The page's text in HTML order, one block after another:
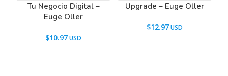
Tu Negocio Digital –
Euge Oller
$10.97
Upgrade – Euge Oller
$12.97